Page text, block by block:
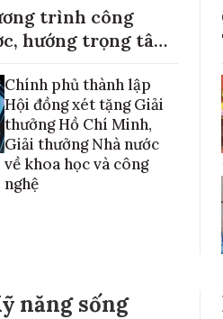
trình công
hướng trọng tâm
Chính phủ thành lập
Hội đồng xét tặng Giải
thưởng Hồ Chí Minh,
Giải thưởng Nhà nước
về khoa học và công
nghệ
năng sống